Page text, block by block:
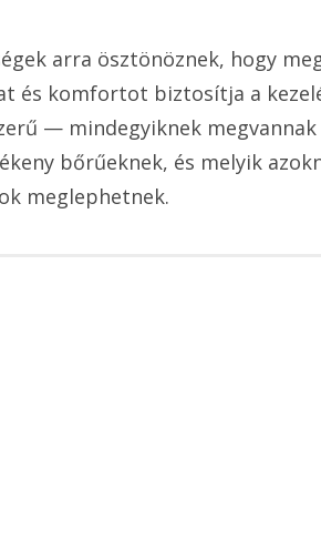
arra ösztönöznek, hogy
és komfortot biztosítja a
— mindegyiknek megvannak
bőrűeknek, és melyik
meglephetnek.